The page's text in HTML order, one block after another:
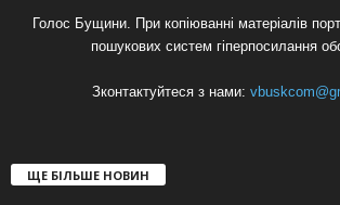
Голос Бущини. При копіюванні матеріалів
пошукових систем гіперпосилання
Зконтактуйтеся з нами:
ЩЕ БІЛЬШЕ НОВИН